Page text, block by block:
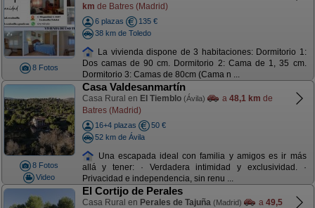
8 Fotos
km de Batres (Madrid)
6 plazas
135 €
38 km de Toledo
La vivienda dispone de 3 habitaciones: Dormitorio 1:
Dos camas de 90 cm. Dormitorio 2: Cama de 1, 35 cm.
Dormitorio 3: Camas de 80cm (Cama n ...
8 Fotos
Video
Casa Valdesanmartín
Casa Rural en El Tiemblo (Ávila) a 48,1 km de
Batres (Madrid)
16+4 plazas
50 €
52 km de Ávila
Una escapada ideal con familia y amigos es ir más
allá y tener: · Verdadera intimidad y exclusividad. ·
Privacidad e independencia, sin renu ...
El Cortijo de Perales
Casa Rural en Perales de Tajuña (Madrid) a 49,5